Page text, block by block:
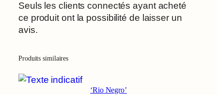
Seuls les clients connectés ayant acheté
ce produit ont la possibilité de laisser un
avis.
Produits similaires
‘Rio Negro’